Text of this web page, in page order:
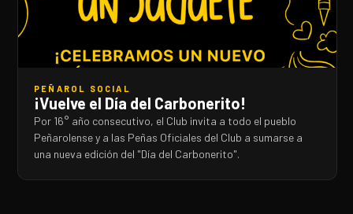
PEÑAROL SOCIAL
¡Vuelve el Día del Carbonerito!
Por 16° año consecutivo, el Club invita a todo el pueblo
Peñarolense y a las Peñas Oficiales del Club a sumarse a
una nueva edición del "Día del Carbonerito".